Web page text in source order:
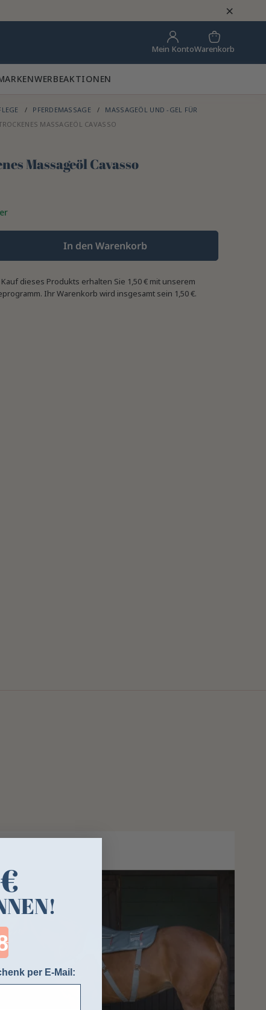
×
Mein KontoWarenkorb
WERBEAKTIONEN
PFERDEMASSAGE
MASSAGEÖL UND -GEL FÜR
MASSAGEÖL CAVASSO
Massageöl Cavasso
In den Warenkorb
Kauf dieses Produkts erhalten Sie 1,50 € mit unserem
Ihr Warenkorb wird insgesamt sein 1,50 €.
ends in:
per E-Mail: